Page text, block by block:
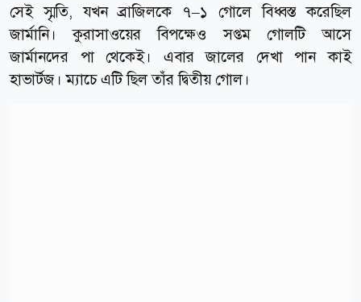
সেই স্মৃতি, যখন ব্রাজিলকে ৭–১ গোলে বিধ্বস্ত করেছিল
জার্মানি। কুরাসাওয়ের বিপক্ষেও সপ্তম গোলটি আসে
জার্মানদের পা থেকেই। এবার জালের দেখা পান কাই
হাভার্টজ। ম্যাচে এটি ছিল তাঁর দ্বিতীয় গোল।